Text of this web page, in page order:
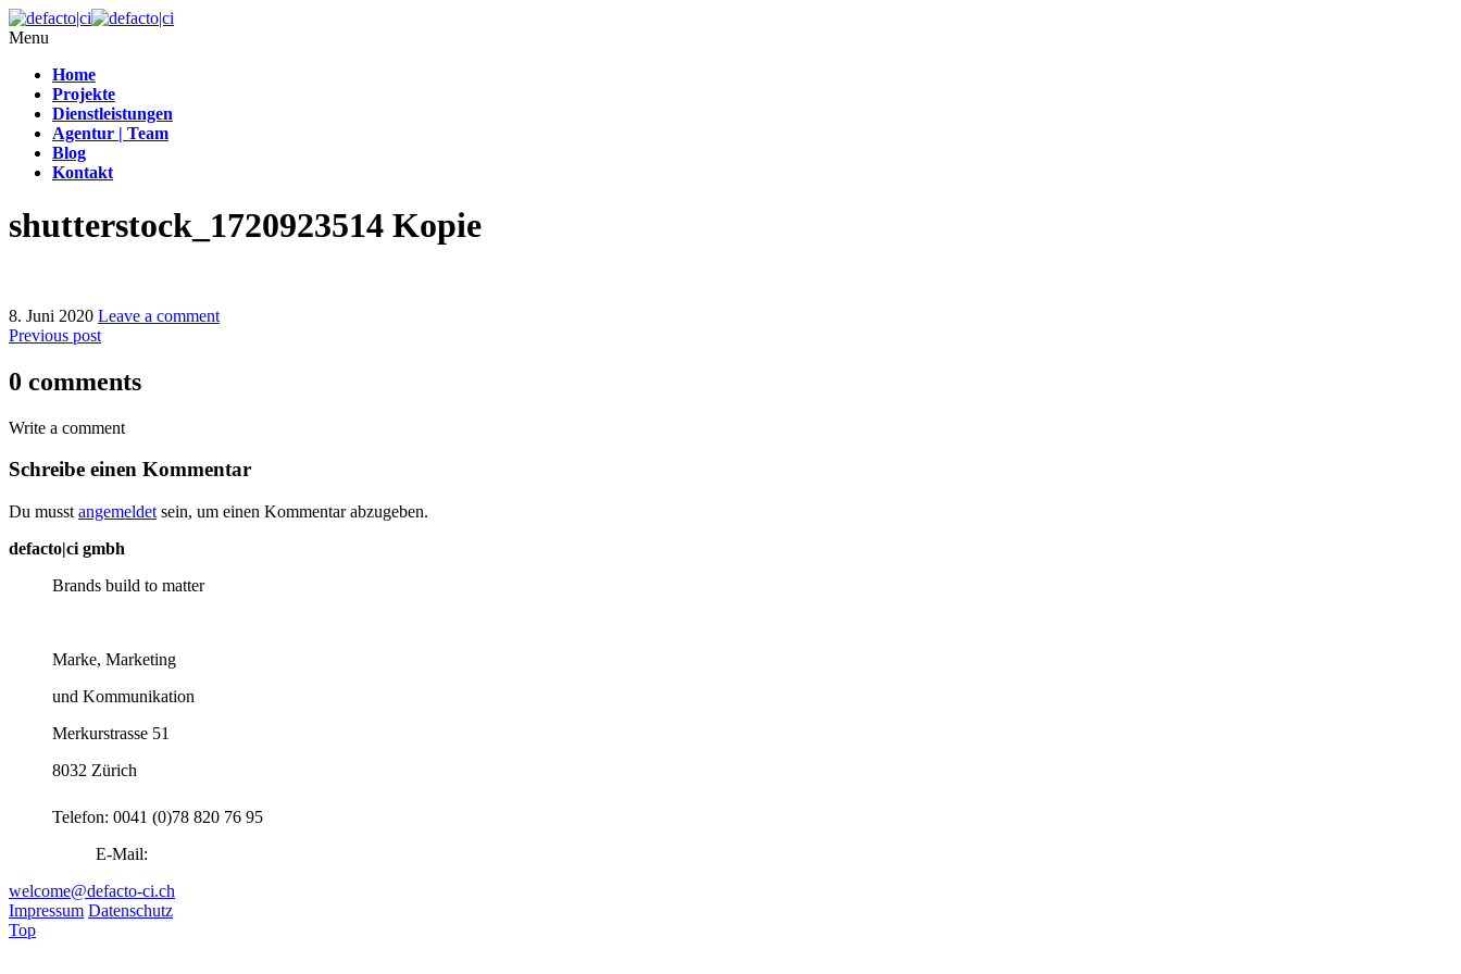
Menu
Home
Projekte
Dienstleistungen
Agentur | Team
Blog
Kontakt
shutterstock_1720923514 Kopie
8. Juni 2020 Leave a comment
Previous post
0 comments
Write a comment
Schreibe einen Kommentar
Du musst angemeldet sein, um einen Kommentar abzugeben.
defacto|ci gmbh
Brands build to matter
Marke, Marketing
und Kommunikation
Merkurstrasse 51
8032 Zürich
Telefon: 0041 (0)78 820 76 95
E-Mail:
welcome@defacto-ci.ch
Impressum Datenschutz
Top